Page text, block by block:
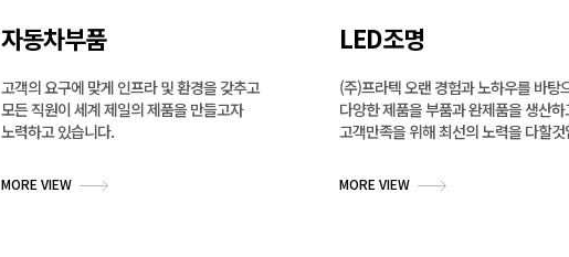
자동차부품
고객의 요구에 맞게 인프라 및 환경을 갖추고
모든 직원이 세계 제일의 제품을 만들고자
노력하고 있습니다.
MORE VIEW
LED조명
(주)프라텍 오랜 경험과 노하우를 바탕
다양한 제품을 부품과 완제품을 생산
고객만족을 위해 최선의 노력을 다할것
MORE VIEW